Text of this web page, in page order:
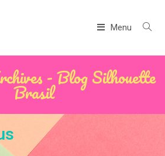
Menu
- Blog Silhouette
Brasil